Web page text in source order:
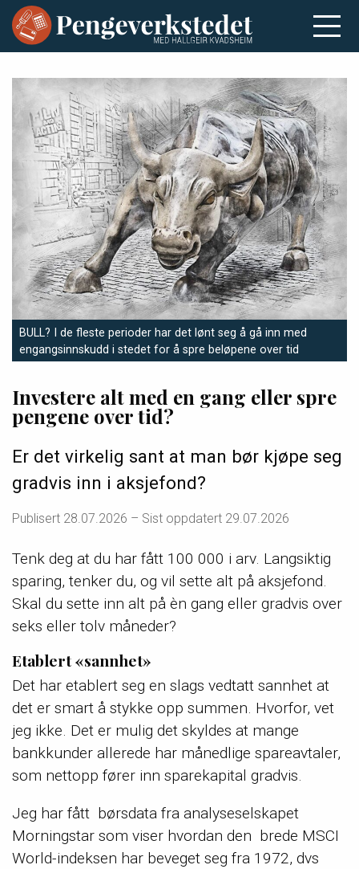
BULL? I de fleste perioder har det lønt seg å gå inn med
engangsinnskudd i stedet for å spre beløpene over tid
Investere alt med en gang eller spre
pengene over tid?
Er det virkelig sant at man bør kjøpe seg
gradvis inn i aksjefond?
Publisert 28.07.2026 – Sist oppdatert 29.07.2026
Tenk deg at du har fått 100 000 i arv. Langsiktig
sparing, tenker du, og vil sette alt på aksjefond.
Skal du sette inn alt på èn gang eller gradvis over
seks eller tolv måneder?
Etablert «sannhet»
Det har etablert seg en slags vedtatt sannhet at
det er smart å stykke opp summen. Hvorfor, vet
jeg ikke. Det er mulig det skyldes at mange
bankkunder allerede har månedlige spareavtaler,
som nettopp fører inn sparekapital gradvis.
Jeg har fått børsdata fra analyseselskapet
Morningstar som viser hvordan den brede MSCI
World-indeksen har beveget seg fra 1972, dvs